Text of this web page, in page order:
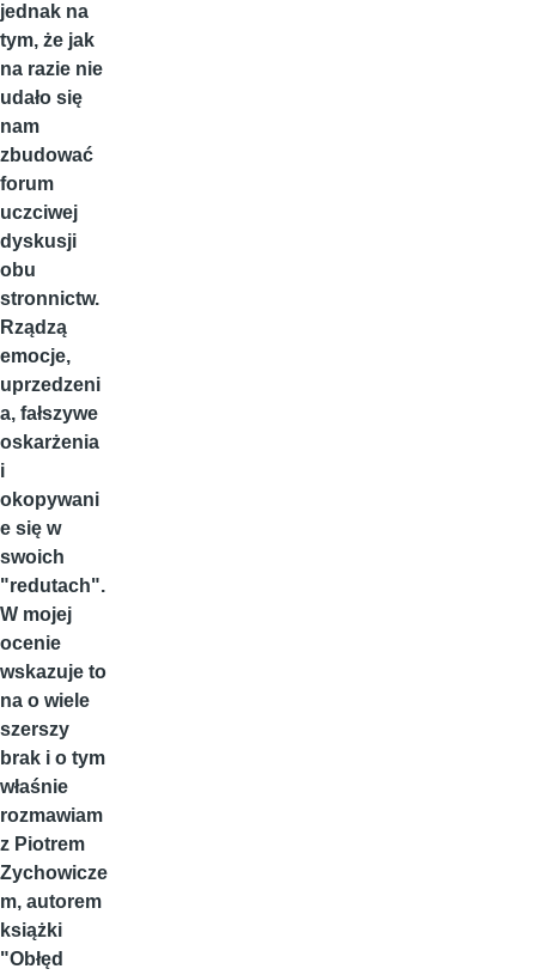
jednak na
tym, że jak
na razie nie
udało się
nam
zbudować
forum
uczciwej
dyskusji
obu
stronnictw.
Rządzą
emocje,
uprzedzeni
a, fałszywe
oskarżenia
i
okopywani
e się w
swoich
"redutach".
W mojej
ocenie
wskazuje to
na o wiele
szerszy
brak i o tym
właśnie
rozmawiam
z Piotrem
Zychowicze
m, autorem
książki
"Obłęd